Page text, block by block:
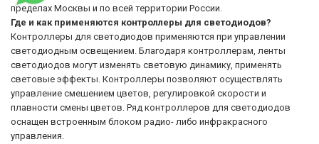
пределах Москвы и по всей территории России.
Где и как применяются контроллеры для светодиодов?
Контроллеры для светодиодов применяются при управлении
светодиодным освещением. Благодаря контроллерам, ленты
светодиодов могут изменять световую динамику, применять
световые эффекты. Контроллеры позволяют осуществлять
управление смешением цветов, регулировкой скорости и
плавности смены цветов. Ряд контроллеров для светодиодов
оснащен встроенным блоком радио- либо инфракрасного
управления.